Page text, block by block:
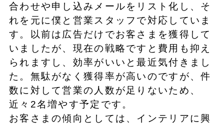
合わせや申し込みメールをリスト化し、そ
れを元に僕と営業スタッフで対応していま
す。以前は広告だけでお客さまを獲得して
いましたが、現在の戦略ですと費用も抑え
られますし、効率がいいと最近気付きまし
た。無駄がなく獲得率が高いのですが、件
数に対して営業の人数が足りないため、
近々2名増やす予定です。
お客さまの傾向としては、インテリアに興